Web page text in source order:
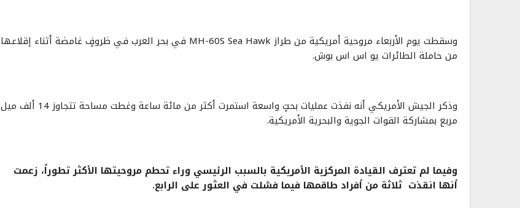
وسقطت يوم الأربعاء مروحية أمريكية من طراز MH-60S Sea Hawk في بحر العرب في ظروفٍ غامضة أثناء إقلاعها
من حاملة الطائرات يو اس اس بوش.
وذكر الجيش الأمريكي أنه نفذت عمليات بحثٍ واسعة استمرت أكثر من مائة ساعة وغطت مساحة تتجاوز 14 ألف ميل
مربع بمشاركة القوات الجوية والبحرية الأمريكية.
وفيما لم تعترف القيادة المركزية الأمريكية بالسبب الرئيسي وراء تحطم مروحيتها الأكثر تطوراً، زعمت
أنها انقذت ثلاثة من أفراد طاقمها فيما فشلت في العثور على الرابع.